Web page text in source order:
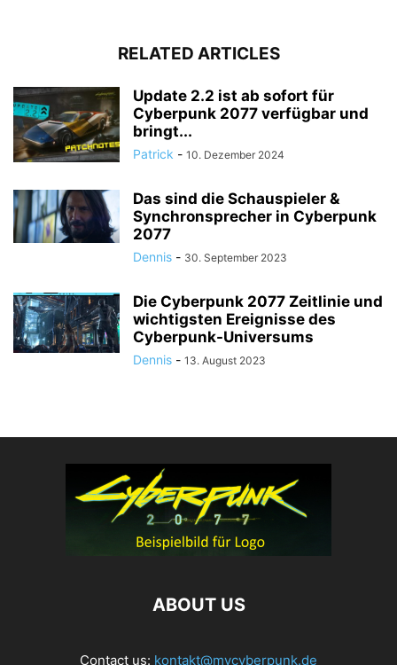
RELATED ARTICLES
Update 2.2 ist ab sofort für
Cyberpunk 2077 verfügbar und
bringt...
Patrick - 10. Dezember 2024
Das sind die Schauspieler &
Synchronsprecher in Cyberpunk
2077
Dennis - 30. September 2023
Die Cyberpunk 2077 Zeitlinie und
wichtigsten Ereignisse des
Cyberpunk-Universums
Dennis - 13. August 2023
ABOUT US
Contact us: kontakt@mycyberpunk.de